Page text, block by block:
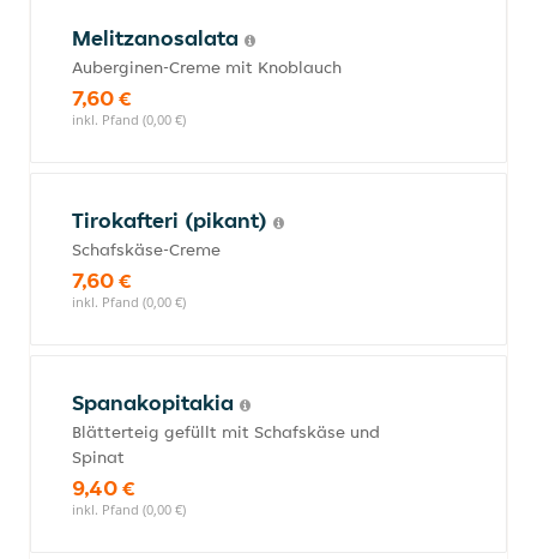
Melitzanosalata
Auberginen-Creme mit Knoblauch
7,60 €
inkl. Pfand (0,00 €)
Tirokafteri (pikant)
Schafskäse-Creme
7,60 €
inkl. Pfand (0,00 €)
Spanakopitakia
Blätterteig gefüllt mit Schafskäse und
Spinat
9,40 €
inkl. Pfand (0,00 €)